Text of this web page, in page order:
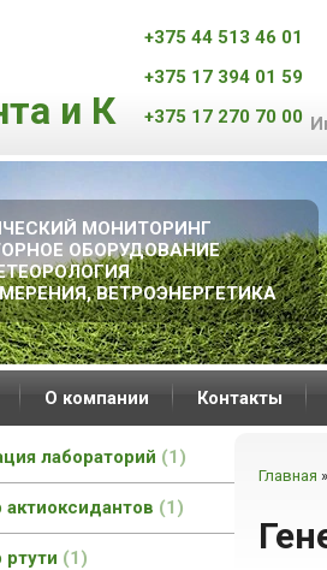
и К
+375 44 513 46 01
+375 17 394 01 59
+375 17 270 70 00
МОНИТОРИНГ
ОБОРУДОВАНИЕ
ВЕТРОЭНЕРГЕТИКА
О компании Контакты
лабораторий 1
актиоксидантов 1
ртути 1
Главная »